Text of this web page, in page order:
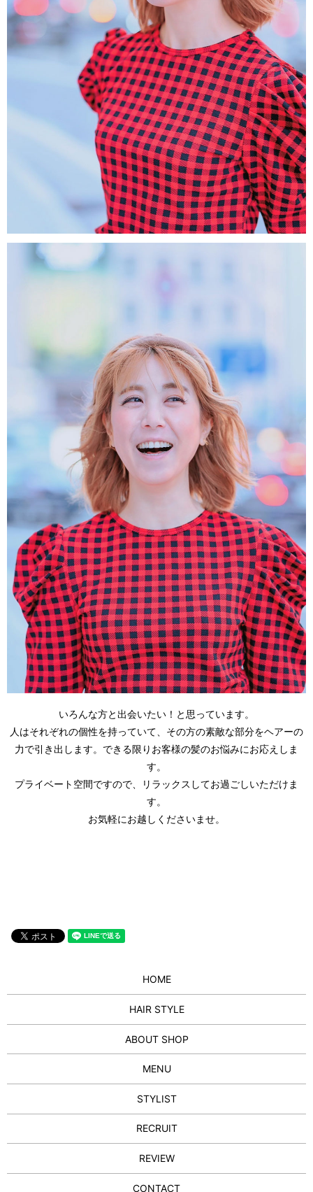
いろんな方と出会いたい！と思っています。
人はそれぞれの個性を持っていて、その方の素敵な部分をヘアーの
力で引き出します。できる限りお客様の髪のお悩みにお応えしま
す。
プライベート空間ですので、リラックスしてお過ごしいただけま
す。
お気軽にお越しくださいませ。
HOME
HAIR STYLE
ABOUT SHOP
MENU
STYLIST
RECRUIT
REVIEW
CONTACT